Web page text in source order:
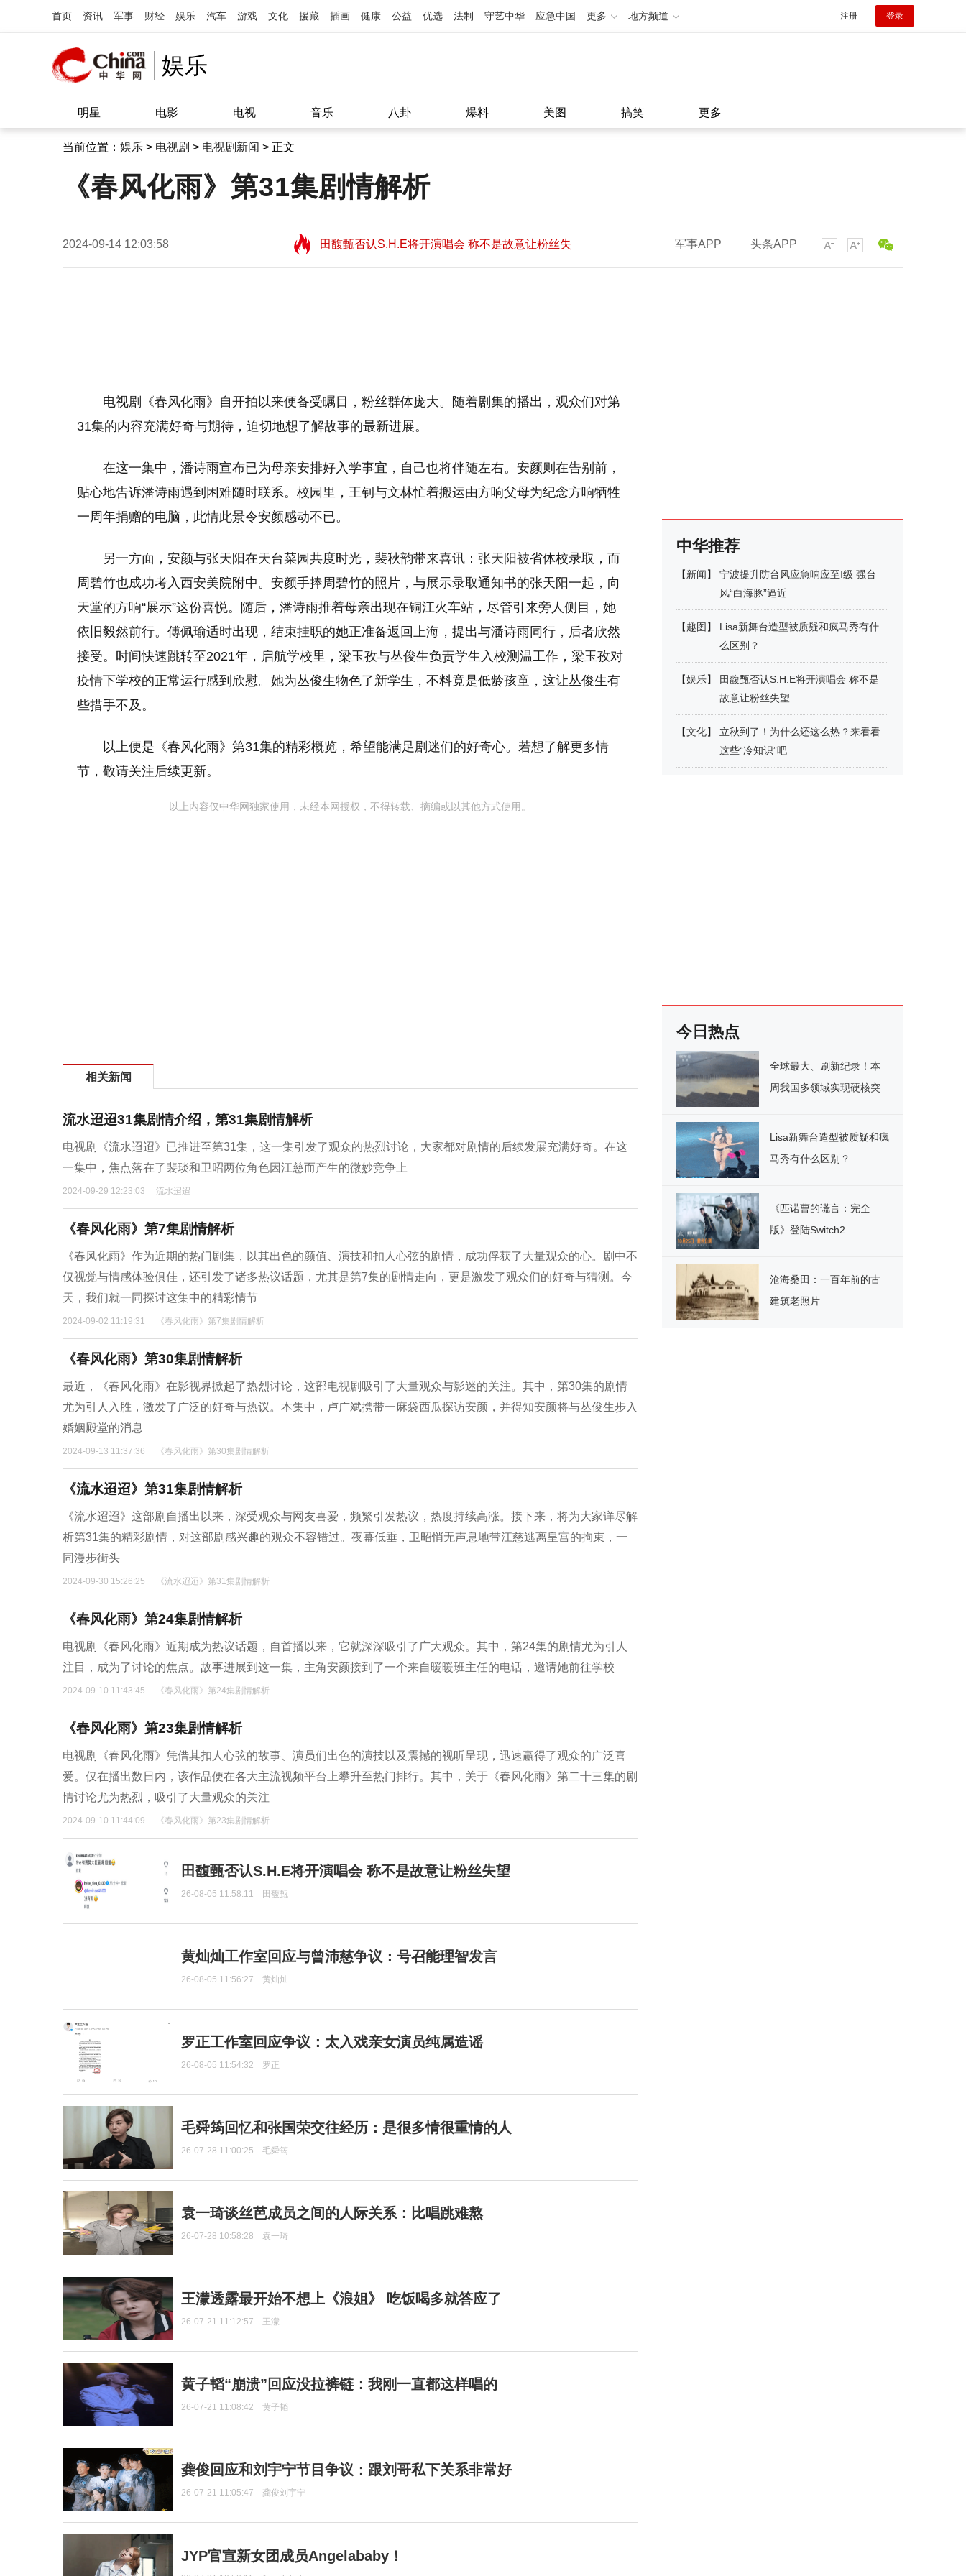
首页 资讯 军事 财经 娱乐 汽车 游戏 文化 援藏 插画 健康 公益 优选 法制 守艺中华 应急中国 更多 地方频道 注册 登录
娱乐
明星 电影 电视 音乐 八卦 爆料 美图 搞笑 更多
当前位置： 娱乐 > 电视剧 > 电视剧新闻 > 正文
《春风化雨》第31集剧情解析
2024-09-14 12:03:58
田馥甄否认S.H.E将开演唱会 称不是故意让粉丝失
望11:08
田馥甄否认S.H.E将开演唱会 称不是故意让粉丝失
军事APP 头条APP
电视剧《春风化雨》自开拍以来便备受瞩目，粉丝群体庞大。随着剧集的播出，观众们对第
31集的内容充满好奇与期待，迫切地想了解故事的最新进展。
在这一集中，潘诗雨宣布已为母亲安排好入学事宜，自己也将伴随左右。安颜则在告别前，
贴心地告诉潘诗雨遇到困难随时联系。校园里，王钊与文林忙着搬运由方响父母为纪念方响牺牲
一周年捐赠的电脑，此情此景令安颜感动不已。
另一方面，安颜与张天阳在天台菜园共度时光，裴秋韵带来喜讯：张天阳被省体校录取，而
周碧竹也成功考入西安美院附中。安颜手捧周碧竹的照片，与展示录取通知书的张天阳一起，向
天堂的方响“展示”这份喜悦。随后，潘诗雨推着母亲出现在铜江火车站，尽管引来旁人侧目，她
依旧毅然前行。傅佩瑜适时出现，结束挂职的她正准备返回上海，提出与潘诗雨同行，后者欣然
接受。时间快速跳转至2021年，启航学校里，梁玉孜与丛俊生负责学生入校测温工作，梁玉孜对
疫情下学校的正常运行感到欣慰。她为丛俊生物色了新学生，不料竟是低龄孩童，这让丛俊生有
些措手不及。
以上便是《春风化雨》第31集的精彩概览，希望能满足剧迷们的好奇心。若想了解更多情
节，敬请关注后续更新。
以上内容仅中华网独家使用，未经本网授权，不得转载、摘编或以其他方式使用。
相关新闻
流水迢迢31集剧情介绍，第31集剧情解析
电视剧《流水迢迢》已推进至第31集，这一集引发了观众的热烈讨论，大家都对剧情的后续发展充满好奇。在这
一集中，焦点落在了裴琰和卫昭两位角色因江慈而产生的微妙竞争上
2024-09-29 12:23:03 流水迢迢
《春风化雨》第7集剧情解析
《春风化雨》作为近期的热门剧集，以其出色的颜值、演技和扣人心弦的剧情，成功俘获了大量观众的心。剧中不
仅视觉与情感体验俱佳，还引发了诸多热议话题，尤其是第7集的剧情走向，更是激发了观众们的好奇与猜测。今
天，我们就一同探讨这集中的精彩情节
2024-09-02 11:19:31 《春风化雨》第7集剧情解析
《春风化雨》第30集剧情解析
最近，《春风化雨》在影视界掀起了热烈讨论，这部电视剧吸引了大量观众与影迷的关注。其中，第30集的剧情
尤为引人入胜，激发了广泛的好奇与热议。本集中，卢广斌携带一麻袋西瓜探访安颜，并得知安颜将与丛俊生步入
婚姻殿堂的消息
2024-09-13 11:37:36 《春风化雨》第30集剧情解析
《流水迢迢》第31集剧情解析
《流水迢迢》这部剧自播出以来，深受观众与网友喜爱，频繁引发热议，热度持续高涨。接下来，将为大家详尽解
析第31集的精彩剧情，对这部剧感兴趣的观众不容错过。夜幕低垂，卫昭悄无声息地带江慈逃离皇宫的拘束，一
同漫步街头
2024-09-30 15:26:25 《流水迢迢》第31集剧情解析
《春风化雨》第24集剧情解析
电视剧《春风化雨》近期成为热议话题，自首播以来，它就深深吸引了广大观众。其中，第24集的剧情尤为引人
注目，成为了讨论的焦点。故事进展到这一集，主角安颜接到了一个来自暖暖班主任的电话，邀请她前往学校
2024-09-10 11:43:45 《春风化雨》第24集剧情解析
《春风化雨》第23集剧情解析
电视剧《春风化雨》凭借其扣人心弦的故事、演员们出色的演技以及震撼的视听呈现，迅速赢得了观众的广泛喜
爱。仅在播出数日内，该作品便在各大主流视频平台上攀升至热门排行。其中，关于《春风化雨》第二十三集的剧
情讨论尤为热烈，吸引了大量观众的关注
2024-09-10 11:44:09 《春风化雨》第23集剧情解析
田馥甄否认S.H.E将开演唱会 称不是故意让粉丝失望
26-08-05 11:58:11 田馥甄
黄灿灿工作室回应与曾沛慈争议：号召能理智发言
26-08-05 11:56:27 黄灿灿
罗正工作室回应争议：太入戏亲女演员纯属造谣
26-08-05 11:54:32 罗正
毛舜筠回忆和张国荣交往经历：是很多情很重情的人
26-07-28 11:00:25 毛舜筠
袁一琦谈丝芭成员之间的人际关系：比唱跳难熬
26-07-28 10:58:28 袁一琦
王濛透露最开始不想上《浪姐》 吃饭喝多就答应了
26-07-21 11:12:57 王濛
黄子韬“崩溃”回应没拉裤链：我刚一直都这样唱的
26-07-21 11:08:42 黄子韬
龚俊回应和刘宇宁节目争议：跟刘哥私下关系非常好
26-07-21 11:05:47 龚俊刘宇宁
JYP官宣新女团成员Angelababy！
中华推荐
【新闻】
宁波提升防台风应急响应至Ⅰ级 强台
风“白海豚”逼近
【趣图 】
Lisa新舞台造型被质疑和疯马秀有什
么区别？
【娱乐】
田馥甄否认S.H.E将开演唱会 称不是
故意让粉丝失望
【文化】
立秋到了！为什么还这么热？来看看
这些“冷知识”吧
今日热点
全球最大、刷新纪录！本
周我国多领域实现硬核突
Lisa新舞台造型被质疑和疯
马秀有什么区别？
《匹诺曹的谎言：完全
版》登陆Switch2
沧海桑田：一百年前的古
建筑老照片